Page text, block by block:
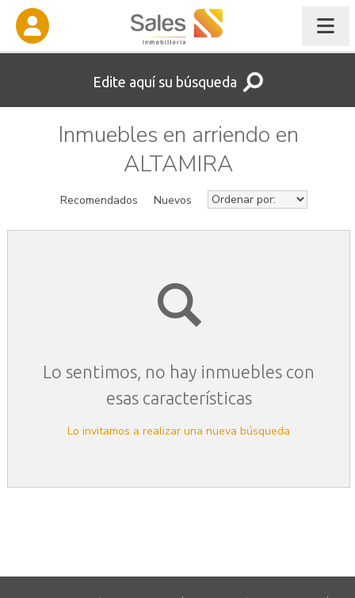
Edite aquí su búsqueda
Inmuebles en arriendo en
ALTAMIRA
Recomendados Nuevos
Lo sentimos, no hay inmuebles con
esas características
Lo invitamos a realizar una nueva búsqueda